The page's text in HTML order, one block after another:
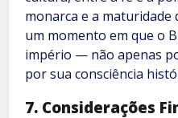
monarca e a maturidade
um momento em que o
império — não apenas
por sua consciência
7. Considerações